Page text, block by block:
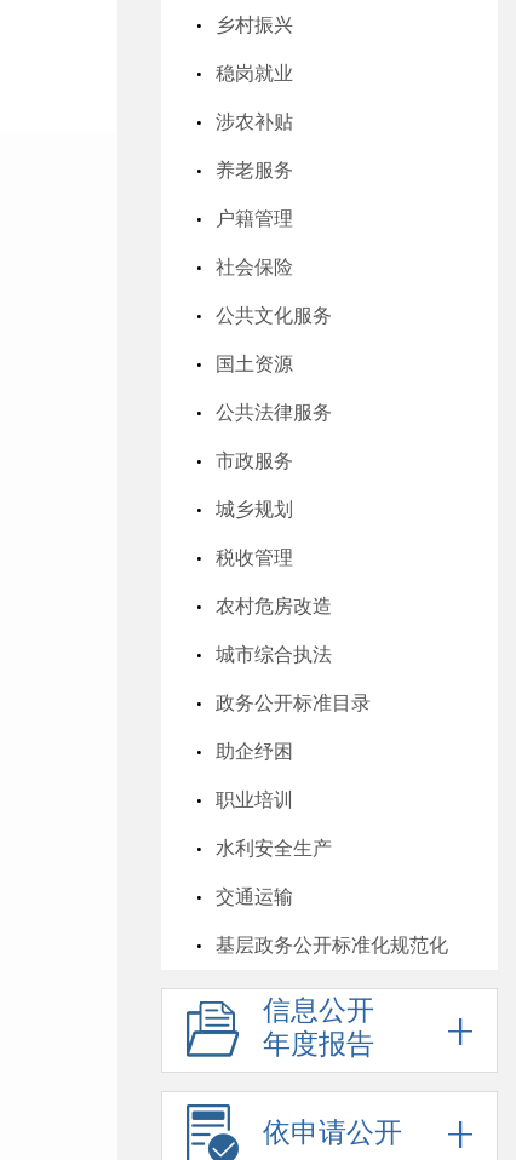
乡村振兴
稳岗就业
涉农补贴
养老服务
户籍管理
社会保险
公共文化服务
国土资源
公共法律服务
市政服务
城乡规划
税收管理
农村危房改造
城市综合执法
政务公开标准目录
助企纾困
职业培训
水利安全生产
交通运输
基层政务公开标准化规范化
信息公开
年度报告
依申请公开